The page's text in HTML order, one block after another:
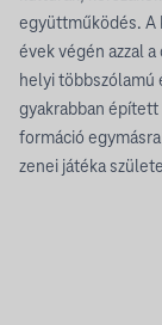
együttműködés. A
évek végén azzal
helyi többszólamú
gyakrabban
formáció
zenei játéka